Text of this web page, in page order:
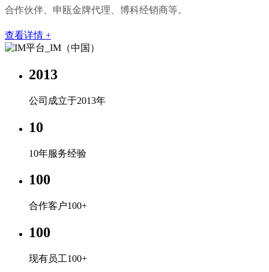
合作伙伴、申瓯金牌代理、博科经销商等。
查看详情 +
2013
公司成立于2013年
10
10年服务经验
100
合作客户100+
100
现有员工100+